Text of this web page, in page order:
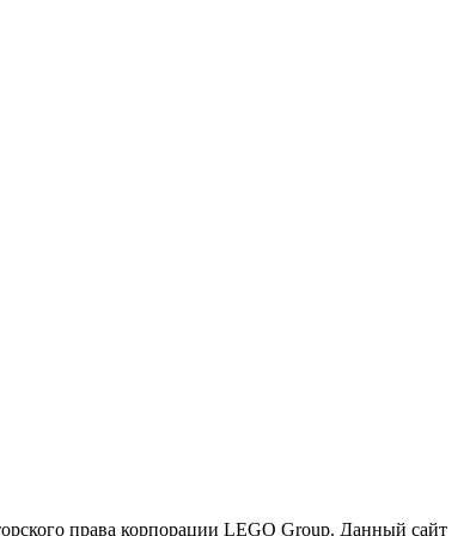
права корпорации LEGO Group. Данный сайт